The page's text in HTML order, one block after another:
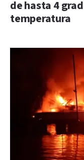
de hasta 4
temperatura